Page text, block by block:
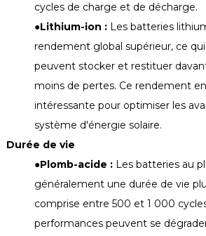
cycles de charge et de décharge.
●Lithium-ion : Les batteries
rendement global supérieur, ce
peuvent stocker et restituer
moins de pertes. Ce rendement
intéressante pour optimiser les
système d'énergie solaire.
Durée de vie
●Plomb-acide :Les batteries au
généralement une durée de vie
comprise entre 500 et 1 000
performances peuvent se